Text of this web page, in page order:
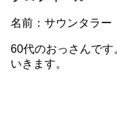
名前：サウンタラー
60代のおっさんで
いきます。